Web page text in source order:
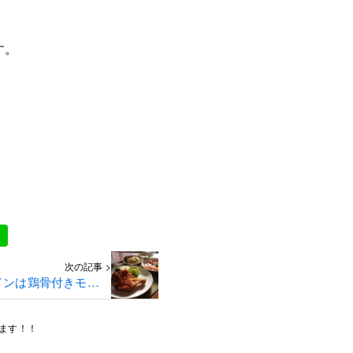
次の記事 >
は鶏骨付きモモ肉
唐揚げです✩
す！！